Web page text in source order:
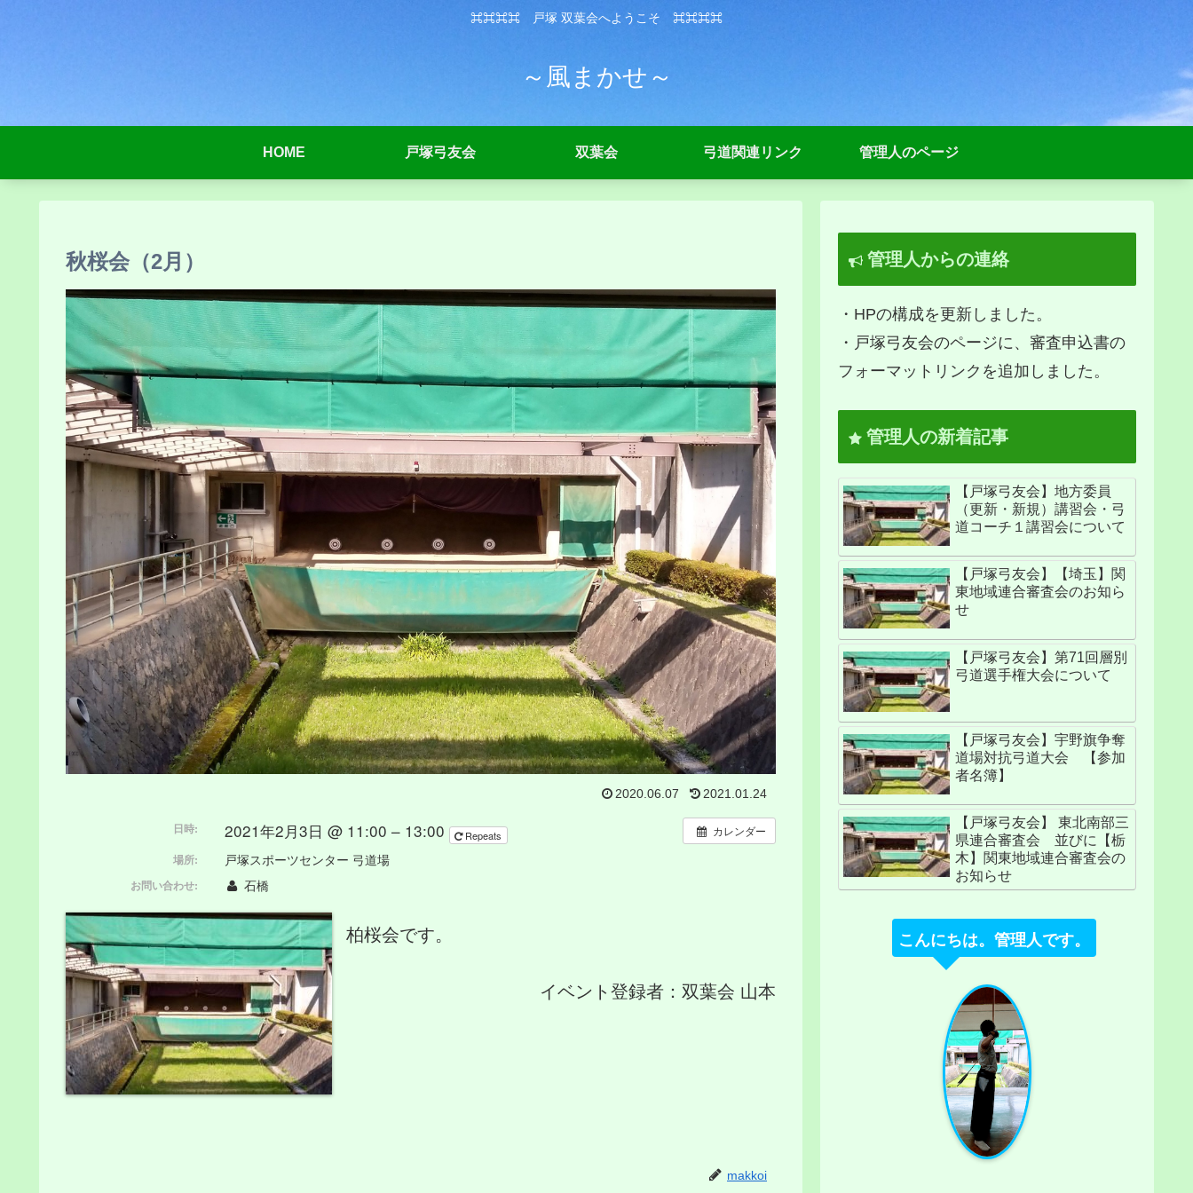
⌘⌘⌘⌘ 戸塚 双葉会へようこそ ⌘⌘⌘⌘
～風まかせ～
HOME 戸塚弓友会 双葉会 弓道関連リンク 管理人のページ
秋桜会（2月）
2020.06.07 2021.01.24
カレンダー
日時: 2021年2月3日 @ 11:00 – 13:00 Repeats
場所: 戸塚スポーツセンター 弓道場
お問い合わせ: 石橋
柏桜会です。
イベント登録者：双葉会 山本
makkoi
管理人からの連絡
・HPの構成を更新しました。
・戸塚弓友会のページに、審査申込書の
フォーマットリンクを追加しました。
管理人の新着記事
【戸塚弓友会】地方委員
（更新・新規）講習会・弓
道コーチ１講習会について
【戸塚弓友会】【埼玉】関
東地域連合審査会のお知ら
せ
【戸塚弓友会】第71回層別
弓道選手権大会について
【戸塚弓友会】宇野旗争奪
道場対抗弓道大会 【参加
者名簿】
【戸塚弓友会】 東北南部三
県連合審査会 並びに【栃
木】関東地域連合審査会の
お知らせ
こんにちは。管理人です。